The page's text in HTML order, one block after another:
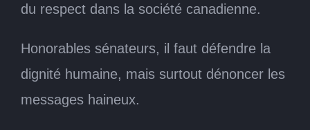
du respect dans la société canadienne.
Honorables sénateurs, il faut défendre la
dignité humaine, mais surtout dénoncer les
messages haineux.